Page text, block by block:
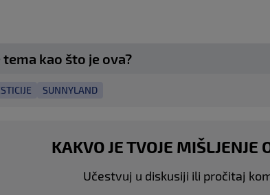
tema kao što je ova?
SUNNYLAND
KAKVO JE TVOJE MIŠLJENJE
Učestvuj u diskusiji ili pročitaj